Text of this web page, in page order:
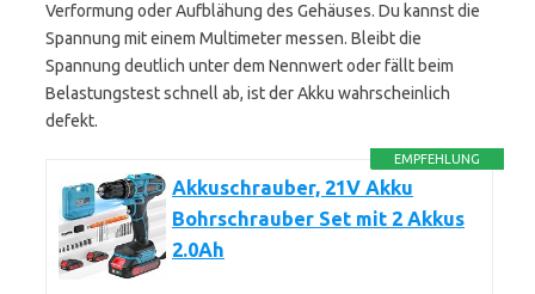
Verformung oder Aufblähung des Gehäuses. Du kannst die
Spannung mit einem Multimeter messen. Bleibt die
Spannung deutlich unter dem Nennwert oder fällt beim
Belastungstest schnell ab, ist der Akku wahrscheinlich
defekt.
EMPFEHLUNG
Akkuschrauber, 21V Akku
Bohrschrauber Set mit 2 Akkus
2.0Ah